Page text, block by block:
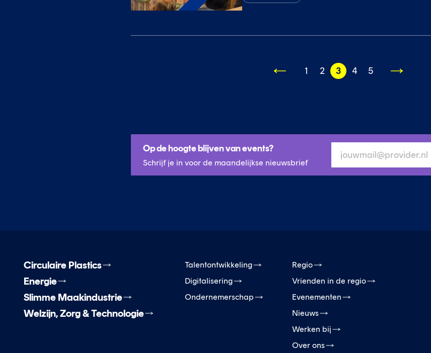
1 2 3 4 5
Volgende
Op de hoogte blijven van events?
Schrijf je in voor de maandelijkse nieuwsbrief
Circulaire Plastics
Energie
Slimme Maakindustrie
Welzijn, Zorg & Technologie
Talentontwikkeling
Digitalisering
Ondernemerschap
Regio
Vrienden in de regio
Evenementen
Nieuws
Werken bij
Over ons